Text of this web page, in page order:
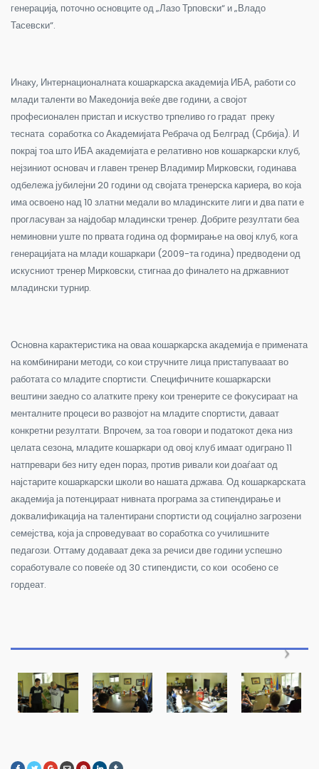
генерација, поточно основците од „Лазо Трповски“ и „Владо
Тасевски“.
Инаку, Интернационалната кошаркарска академија ИБА, работи со
млади таленти во Македонија веќе две години, а својот
професионален пристап и искуство трпеливо го градат преку
тесната соработка со Академијата Ребрача од Белград (Србија). И
покрај тоа што ИБА академијата е релативно нов кошаркарски клуб,
нејзиниот основач и главен тренер Владимир Мирковски, годинава
одбележа јубилејни 20 години од својата тренерска кариера, во која
има освоено над 10 златни медали во младинските лиги и два пати е
прогласуван за најдобар младински тренер. Добрите резултати беа
неминовни уште по првата година од формирање на овој клуб, кога
генерацијата на млади кошаркари (2009-та година) предводени од
искусниот тренер Мирковски, стигнаа до финалето на државниот
младински турнир.
Основна карактеристика на оваа кошаркарска академија е примената
на комбинирани методи, со кои стручните лица пристапувааат во
работата со младите спортисти. Специфичните кошаркарски
вештини заедно со алатките преку кои тренерите се фокусираат на
менталните процеси во развојот на младите спортисти, даваат
конкретни резултати. Впрочем, за тоа говори и податокот дека низ
целата сезона, младите кошаркари од овој клуб имаат одиграно 11
натпревари без ниту еден пораз, против ривали кои доаѓаат од
најстарите кошаркарски школи во нашата држава. Од кошаркарската
академија ја потенцираат нивната програма за стипендирање и
доквалификација на талентирани спортисти од социјално загрозени
семејства, која ја спроведуваат во соработка со училишните
педагози. Оттаму додаваат дека за речиси две години успешно
соработувале со повеќе од 30 стипендисти, со кои особено се
гордеат.